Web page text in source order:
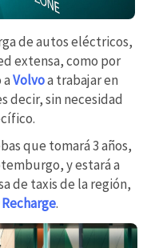
de autos eléctricos,
extensa, como por
Volvoa trabajar en
decir, sin necesidad
que tomará 3 años,
y estará a
de taxis de la región,
Recharge.